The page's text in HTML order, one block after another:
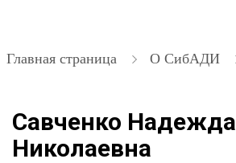
Главная страница О СибАДИ
Савченко Надежда
Николаевна